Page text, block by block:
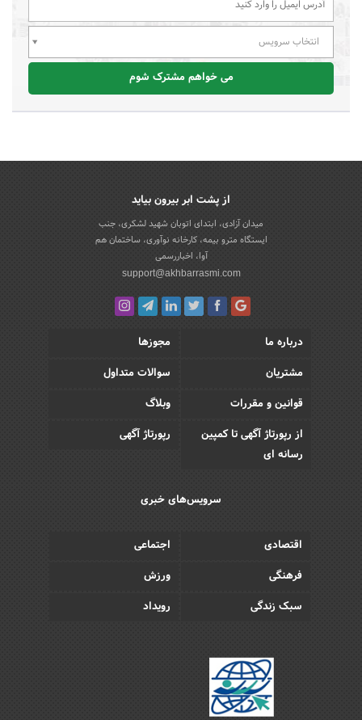
انتخاب سرویس
می خواهم مشترک شوم
از پشت ابر بیرون بیاید
میدان آزادی، ابتدای اتوبان شهید لشکری، جنب
ایستگاه مترو بیمه، کارخانه نوآوری، ساختمان هم
آوا، اخباررسمی
support@akhbarrasmi.com
درباره ما
مجوزها
مشتریان
سوالات متداول
قوانین و مقررات
وبلاگ
از رپورتاژ آگهی تا کمپین
رسانه ای
رپورتاژ آگهی
سرویس‌های خبری
اقتصادی
اجتماعی
فرهنگی
ورزش
سبک زندگی
رویداد